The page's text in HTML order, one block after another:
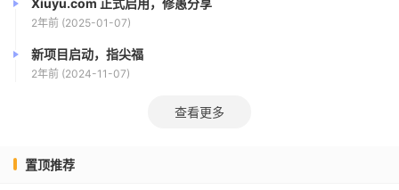
Xiuyu.com 正式启用，修愚分享
2年前 (2025-01-07)
新项目启动，指尖福
2年前 (2024-11-07)
查看更多
置顶推荐